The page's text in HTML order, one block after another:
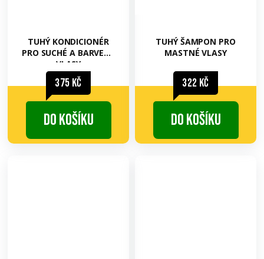
TUHÝ KONDICIONÉR
PRO SUCHÉ A BARVENÉ
VLASY
375 Kč
Do košíku
TUHÝ ŠAMPON PRO
MASTNÉ VLASY
322 Kč
Do košíku